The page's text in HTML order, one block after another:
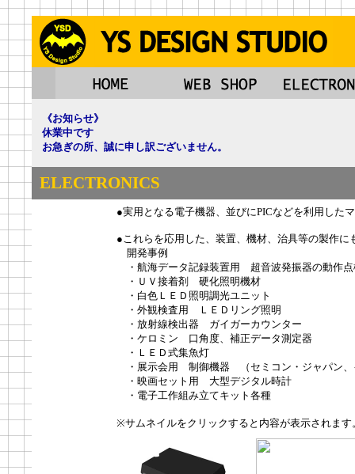
《お知らせ》
休業中です
お急ぎの所、誠に申し訳ございません。
ELECTRONICS
●実用となる電子機器、並びにPICなどを利用した
●これらを応用した、装置、機材、治具等の製作
開発事例
・航海データ記録装置用 超音波発振器の動作点
・ＵＶ接着剤 硬化照明機材
・白色ＬＥＤ照明調光ユニット
・外観検査用 ＬＥＤリング照明
・放射線検出器 ガイガーカウンター
・ケロミン 口角度、補正データ測定器
・ＬＥＤ式集魚灯
・展示会用 制御機器 （セミコン・ジャパン、
・映画セット用 大型デジタル時計
・電子工作組み立てキット各種
※サムネイルをクリックすると内容が表示されます